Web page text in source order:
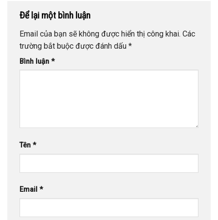
Để lại một bình luận
Email của bạn sẽ không được hiển thị công khai. Các
trường bắt buộc được đánh dấu *
Bình luận *
Tên *
Email *